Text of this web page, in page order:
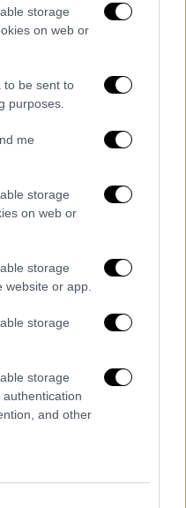
storage
on web or
to be sent to
purposes.
me
storage
on web or
storage
website or app.
storage
storage
and other
τη νέα του
θετική στον
εσπευσμένα
στο προσωπικό
Αργυράκη